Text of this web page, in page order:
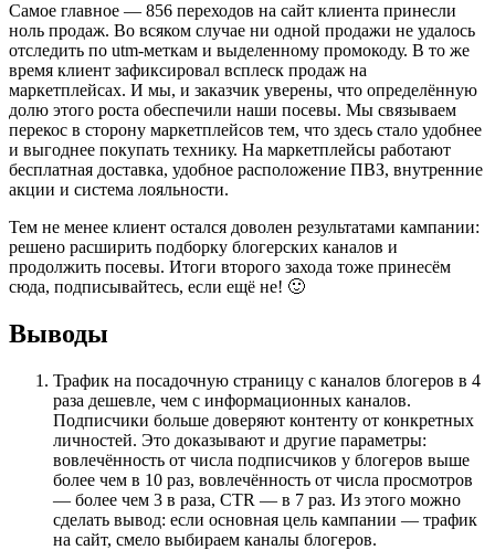
Самое главное — 856 переходов на сайт клиента принесли
ноль продаж. Во всяком случае ни одной продажи не удалось
отследить по utm-меткам и выделенному промокоду. В то же
время клиент зафиксировал всплеск продаж на
маркетплейсах. И мы, и заказчик уверены, что определённую
долю этого роста обеспечили наши посевы. Мы связываем
перекос в сторону маркетплейсов тем, что здесь стало удобнее
и выгоднее покупать технику. На маркетплейсы работают
бесплатная доставка, удобное расположение ПВЗ, внутренние
акции и система лояльности.
Тем не менее клиент остался доволен результатами кампании:
решено расширить подборку блогерских каналов и
продолжить посевы. Итоги второго захода тоже принесём
сюда, подписывайтесь, если ещё не! 🙂
Выводы
Трафик на посадочную страницу с каналов блогеров в 4
раза дешевле, чем с информационных каналов.
Подписчики больше доверяют контенту от конкретных
личностей. Это доказывают и другие параметры:
вовлечённость от числа подписчиков у блогеров выше
более чем в 10 раз, вовлечённость от числа просмотров
— более чем 3 в раза, CTR — в 7 раз. Из этого можно
сделать вывод: если основная цель кампании — трафик
на сайт, смело выбираем каналы блогеров.